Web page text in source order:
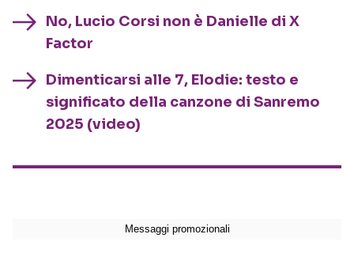
No, Lucio Corsi non è Danielle di X
Factor
Dimenticarsi alle 7, Elodie: testo e
significato della canzone di Sanremo
2025 (video)